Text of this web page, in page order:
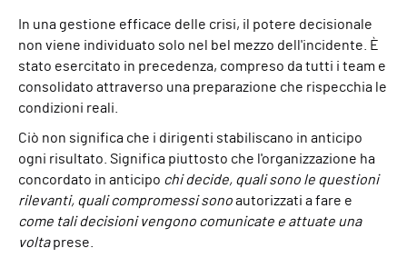
In una gestione efficace delle crisi, il potere decisionale
non viene individuato solo nel bel mezzo dell'incidente. È
stato esercitato in precedenza, compreso da tutti i team e
consolidato attraverso una preparazione che rispecchia le
condizioni reali.
Ciò non significa che i dirigenti stabiliscano in anticipo
ogni risultato. Significa piuttosto che l'organizzazione ha
concordato in anticipo chi decide, quali sono le questioni
rilevanti, quali compromessi sonoautorizzati a fare e
come tali decisioni vengono comunicate e attuate una
voltaprese.